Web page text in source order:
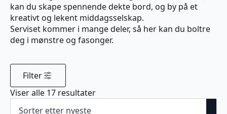
kan du skape spennende dekte bord, og by på et
kreativt og lekent middagsselskap.
Serviset kommer i mange deler, så her kan du boltre
deg i mønstre og fasonger.
Filter
Viser alle 17 resultaterSortert